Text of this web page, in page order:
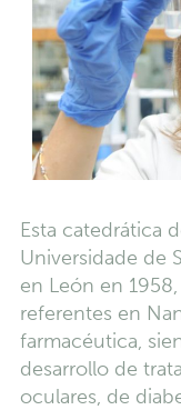
Esta catedrática
Universidade de
en León en
referentes en
farmacéutica,
desarrollo de
oculares, de